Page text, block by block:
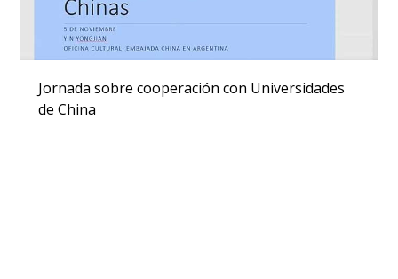
Jornada sobre cooperación con Universidades
de China